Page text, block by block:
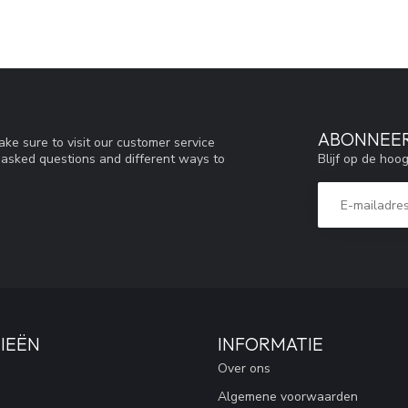
sure to visit our customer service
questions and different ways to
Blijf op de
INFORMATIE
Over ons
Algemene voorwaarden